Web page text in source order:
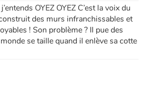
OYEZ OYEZ C’est la voix du
des murs infranchissables et
! Son problème ? Il pue des
se taille quand il enlève sa cotte